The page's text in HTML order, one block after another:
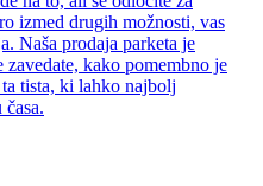
izmed drugih možnosti, vas
Naša prodaja parketa je
zavedate, kako pomembno je
tista, ki lahko najbolj